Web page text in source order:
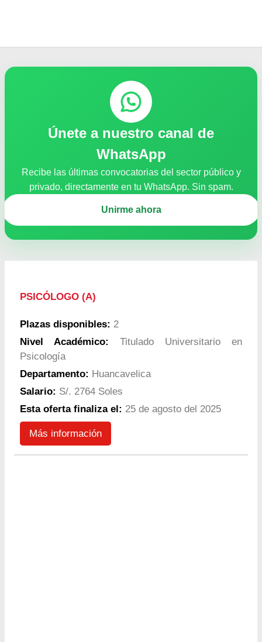
Únete a nuestro canal de
WhatsApp
Recibe las últimas convocatorias del sector público y
privado, directamente en tu WhatsApp. Sin spam.
Unirme ahora
PSICÓLOGO (A)
Plazas disponibles: 2
Nivel Académico:
Titulado Universitario en
Psicología
Departamento: Huancavelica
Salario: S/. 2764 Soles
Esta oferta finaliza el: 25 de agosto del 2025
Más información